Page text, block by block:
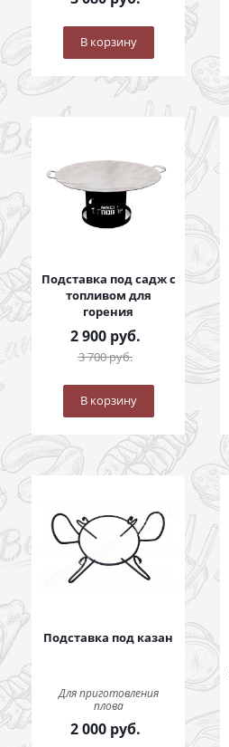
В корзину
Подставка под садж с
топливом для
горения
2 900руб.
3 700руб.
В корзину
Подставка под казан
Для приготовления
плова
2 000руб.